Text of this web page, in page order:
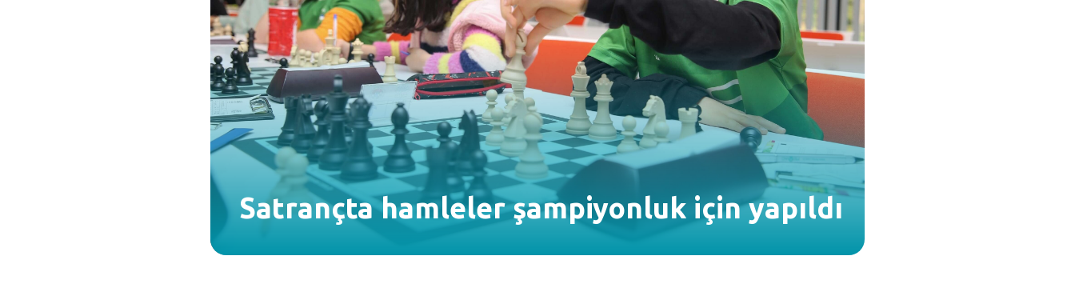
Satrançta hamleler şampiyonluk için yapıldı